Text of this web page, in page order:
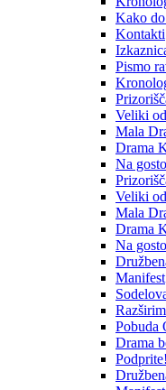
Kako do
Kontakti
Pismo
Veliki
Mala
Drama
Na
Veliki
Mala
Drama
Na
Manifest
Pobuda
Drama
Podprite!